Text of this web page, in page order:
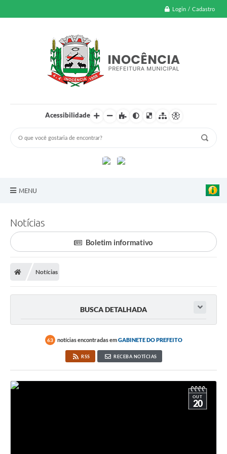
Login / Cadastro
Acessibilidade
MENU
Poder Executivo
Transparência Pública
Notícias
Legislação
Cartas de Serviços
Notícias
Boletim informativo
Notícias
BUSCA DETALHADA
63 notícias encontradas emGABINETE DO PREFEITO
RSS RECEBA NOTÍCIAS
OUT
20